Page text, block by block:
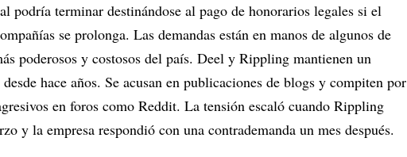
podría terminar destinándose al pago de honorarios legales si el
se prolonga. Las demandas están en manos de algunos de
poderosos y costosos del país. Deel y Rippling mantienen un
hace años. Se acusan en publicaciones de blogs y compiten por
en foros como Reddit. La tensión escaló cuando Rippling
y la empresa respondió con una contrademanda un mes después.